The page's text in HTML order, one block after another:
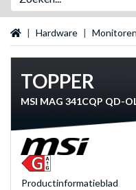
Startpagina
Hardware Monitoren
TOPPER
Product­informatieblad